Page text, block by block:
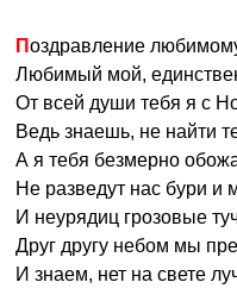
Поздравление
Любимый мой,
От всей души тебя я с
Ведь знаешь, не найти
А я тебя безмерно
Не разведут нас бури и
И неурядиц грозовые
Друг другу небом мы
И знаем, нет на свете